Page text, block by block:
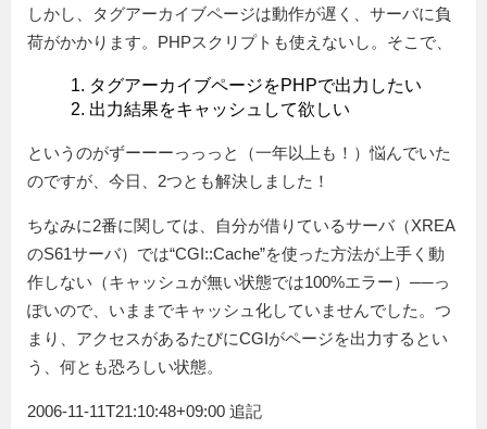
しかし、タグアーカイブページは動作が遅く、サーバに負
荷がかかります。PHPスクリプトも使えないし。そこで、
タグアーカイブページをPHPで出力したい
出力結果をキャッシュして欲しい
というのがずーーーっっっと（一年以上も！）悩んでいた
のですが、今日、2つとも解決しました！
ちなみに2番に関しては、自分が借りているサーバ（XREA
のS61サーバ）では“CGI::Cache”を使った方法が上手く動
作しない（キャッシュが無い状態では100%エラー）──っ
ぽいので、いままでキャッシュ化していませんでした。つ
まり、アクセスがあるたびにCGIがページを出力するとい
う、何とも恐ろしい状態。
2006-11-11T21:10:48+09:00 追記